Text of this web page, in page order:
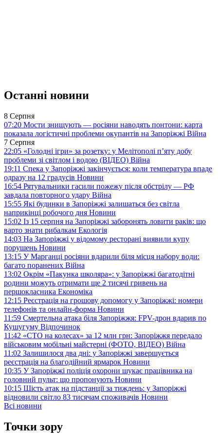
Останні новини
8 Серпня
07:20 Мости знищують — росіяни наводять понтони: карта
показала логістичні проблеми окупантів на Запоріжжі Війна
7 Серпня
22:05 «Голодні ігри» за розетку: у Мелітополі п’яту добу
проблеми зі світлом і водою (ВІДЕО) Війна
19:11 Спека у Запоріжжі закінчується: коли температура впаде
одразу на 12 градусів Новини
16:54 Рятувальники гасили пожежу після обстрілу — РФ
завдала повторного удару Війна
15:55 Які будинки в Запоріжжі залишаться без світла
наприкінці робочого дня Новини
15:02 Із 15 серпня на Запоріжжі заборонять ловити раків: що
варто знати рибалкам Екологія
14:03 На Запоріжжі у відомому ресторані виявили купу
порушень Новини
13:15 У Марганці росіяни вдарили біля місця набору води:
багато поранених Війна
13:02 Окрім «Пакунка школяра»: у Запоріжжі багатодітні
родини можуть отримати ще 2 тисячі гривень на
першокласника Економіка
12:15 Реєстрація на грошову допомогу у Запоріжжі: номери
телефонів та онлайн-форма Новини
11:59 Смертельна атака біля Запоріжжя: FPV-дрон вдарив по
Кушугуму Відпочинок
11:42 «СТО на колесах» за 12 млн грн: Запоріжжя передало
військовим мобільні майстерні (ФОТО, ВІДЕО) Війна
11:02 Залишилося два дні: у Запоріжжі завершується
реєстрація на благодійний ярмарок Новини
10:35 У Запоріжжі поліція охорони шукає працівника на
головний пульт: що пропонують Новини
10:15 Шість атак на підстанції за тиждень: у Запоріжжі
відновили світло 83 тисячам споживачів Новини
Всі новини
Точки зору